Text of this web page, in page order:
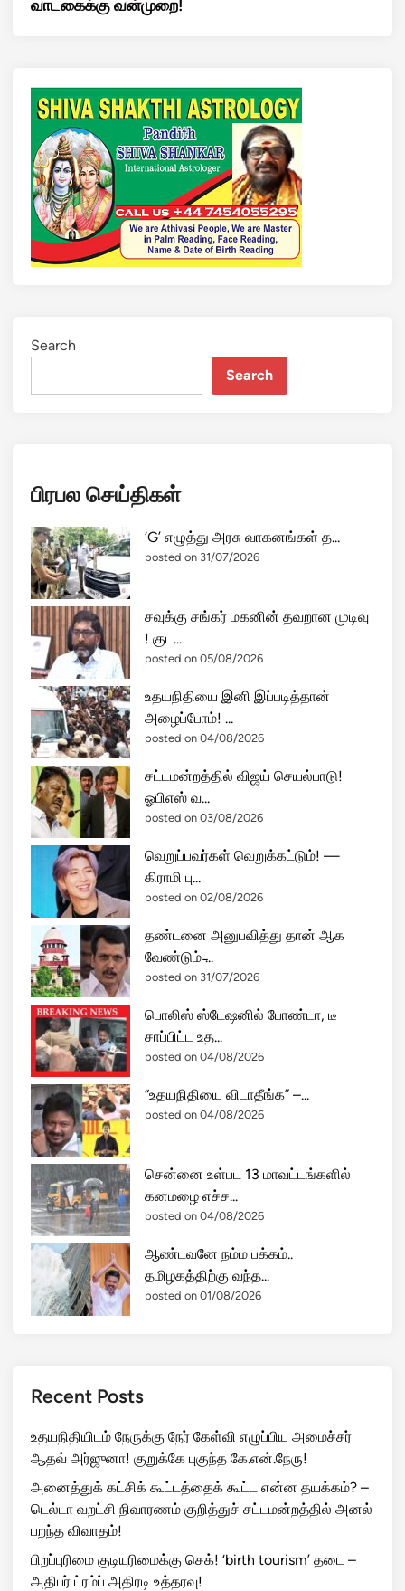
வாடகைக்கு வன்முறை!
Search
Search
பிரபல செய்திகள்
‘G’ எழுத்து அரசு வாகனங்கள் த...
posted on 31/07/2026
சவுக்கு சங்கர் மகனின் தவறான முடிவு
! குட...
posted on 05/08/2026
உதயநிதியை இனி இப்படித்தான்
அழைப்போம்! ...
posted on 04/08/2026
சட்டமன்றத்தில் விஜய் செயல்பாடு!
ஓபிஎஸ் வ...
posted on 03/08/2026
வெறுப்பவர்கள் வெறுக்கட்டும்! —
கிராமி பு...
posted on 02/08/2026
தண்டனை அனுபவித்து தான் ஆக
வேண்டும் ̵...
posted on 31/07/2026
பொலிஸ் ஸ்டேஷனில் போண்டா, டீ
சாப்பிட்ட உத...
posted on 04/08/2026
“உதயநிதியை விடாதீங்க” –...
posted on 04/08/2026
சென்னை உள்பட 13 மாவட்டங்களில்
கனமழை எச்ச...
posted on 04/08/2026
ஆண்டவனே நம்ம பக்கம்..
தமிழகத்திற்கு வந்த...
posted on 01/08/2026
Recent Posts
உதயநிதியிடம் நேருக்கு நேர் கேள்வி எழுப்பிய அமைச்சர்
ஆதவ் அர்ஜுனா! குறுக்கே புகுந்த கே.என்.நேரு!
அனைத்துக் கட்சிக் கூட்டத்தைக் கூட்ட என்ன தயக்கம்? –
டெல்டா வறட்சி நிவாரணம் குறித்துச் சட்டமன்றத்தில் அனல்
பறந்த விவாதம்!
பிறப்புரிமை குடியுரிமைக்கு செக்! ‘birth tourism’ தடை –
அதிபர் ட்ரம்ப் அதிரடி உத்தரவு!